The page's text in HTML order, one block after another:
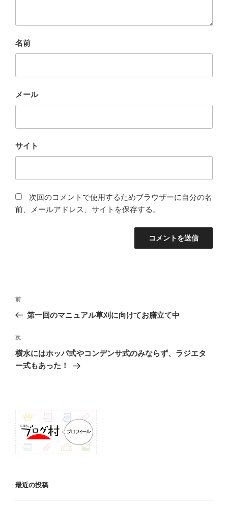
名前
メール
サイト
次回のコメントで使用するためブラウザーに自分の名
前、メールアドレス、サイトを保存する。
投
ナ
ビ
ゲ
ー
ン
前
の
稿
前
第一回のマニュアル草刈に向けてお膳立て中
次
の
次
横水にはホッパ式やコンデンサ式のみならず、ラジエタ
ー式もあった！
最近の投稿